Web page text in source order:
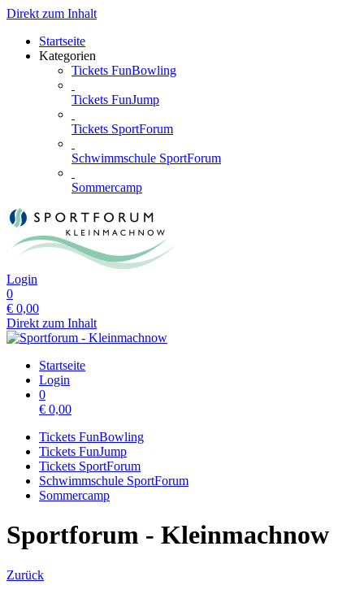
Direkt zum Inhalt
Startseite
Kategorien
Tickets FunBowling
Tickets FunJump
Tickets SportForum
Schwimmschule SportForum
Sommercamp
Login
0
€ 0,00
Direkt zum Inhalt
Startseite
Login
0
€ 0,00
Tickets FunBowling
Tickets FunJump
Tickets SportForum
Schwimmschule SportForum
Sommercamp
Sportforum - Kleinmachnow
Zurück